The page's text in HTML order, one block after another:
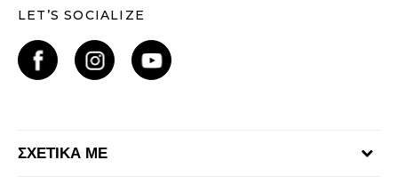
LET’S SOCIALIZE
ΣΧΕΤΙΚΑ ΜΕ